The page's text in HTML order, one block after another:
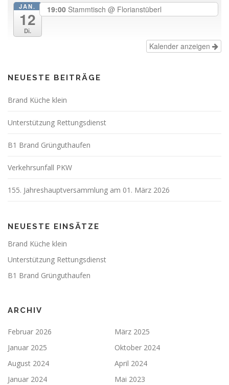
JAN.
12
Di.
19:00 Stammtisch @ Florianstüberl
Kalender anzeigen
NEUESTE BEITRÄGE
Brand Küche klein
Unterstützung Rettungsdienst
B1 Brand Grünguthaufen
Verkehrsunfall PKW
155. Jahreshauptversammlung am 01. März 2026
NEUESTE EINSÄTZE
Brand Küche klein
Unterstützung Rettungsdienst
B1 Brand Grünguthaufen
ARCHIV
Februar 2026
März 2025
Januar 2025
Oktober 2024
August 2024
April 2024
Januar 2024
Mai 2023